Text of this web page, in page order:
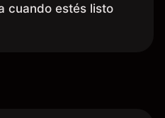
cuando estés listo